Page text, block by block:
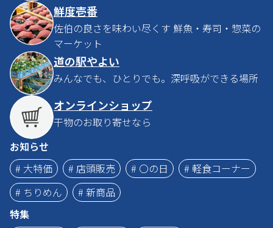
鮮度壱番
佐伯の良さを味わい尽くす 鮮魚・寿司・惣菜の
マーケット
道の駅やよい
みんなでも、ひとりでも。深呼吸ができる場所
オンラインショップ
干物のお取り寄せなら
お知らせ
# 大特価
# 店頭販売 # 〇の日
# 軽食コーナー
# ちりめん
# 新商品
特集